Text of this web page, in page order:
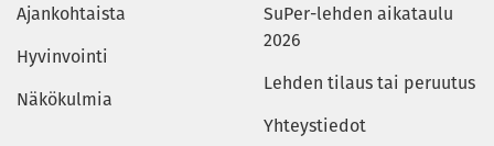
Ajankohtaista
Hyvinvointi
Näkökulmia
SuPer-lehden aikataulu
2026
Lehden tilaus tai peruutus
Yhteystiedot